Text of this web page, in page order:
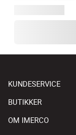
KUNDESERVICE
BUTIKKER
OM IMERCO